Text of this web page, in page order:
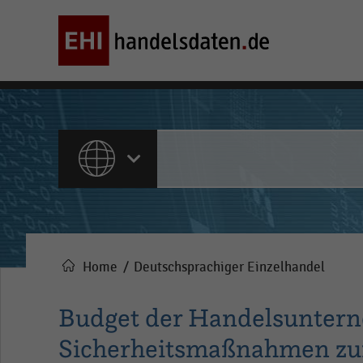
ALLE INHALTE
Pfadnavigation
Home Deutschsprachiger Einzelhandel
Budget der
Sicherheitsmaßnahmen